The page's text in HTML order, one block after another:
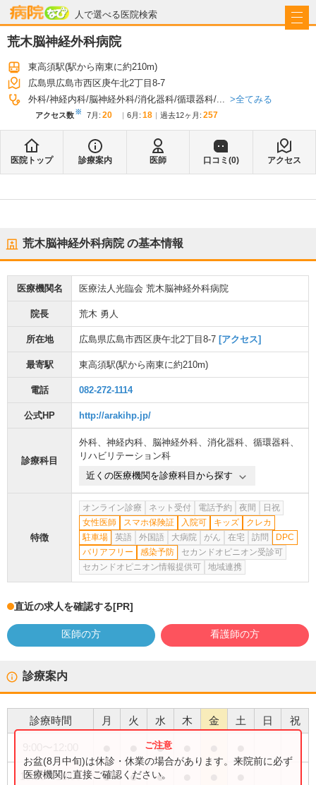
人で選べる医院検索
病院なび
荒木脳神経外科病院
東高須駅(駅から南東に約210m)
広島県広島市西区庚午北2丁目8-7
外科 神経内科 脳神経外科 消化器科 循環器科 ... 全てみる
アクセス数※ 7月 : 20 6月 : 18 過去12ヶ月: 257
医院トップ 診療案内 医師 口コミ(0) アクセス
荒木脳神経外科病院の基本情報
医療機関名 医療法人光臨会 荒木脳神経外科病院
院長 荒木 勇人
所在地 広島県広島市西区庚午北2丁目8-7 [アクセス]
最寄駅 東高須駅(駅から南東に約210m)
電話 082-272-1114
公式HP http://arakihp.jp/
診療科目
外科、 神経内科、 脳神経外科、 消化器科、 循環器科、
リハビリテーション科
近くの医療機関を診療科目から探す
特徴
オンライン診療 ネット受付 電話予約 夜間
日祝
女性医師
スマホ保険証 入院可 キッズ
クレカ
駐車場
英語 外国語 大病院 がん 在宅 訪問
DPC
バリアフリー
感染予防
セカンドオピニオン受診可
セカンドオピニオン情報提供可
地域連携
直近の求人を確認する[PR]
医師の方 看護師の方
診療案内
診療時間 月 火 水 木 金 土 日 祝
●
15:00〜18:00 ● ● ●
お盆(8月中旬)は休診・休業の場合があります。来院前に必ず
医療機関に直接ご確認ください。